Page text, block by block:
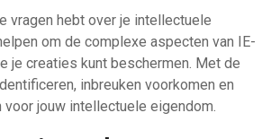
vragen hebt over je intellectuele
om de complexe aspecten van IE-
je creaties kunt beschermen. Met de
inbreuken voorkomen en
jouw intellectuele eigendom.